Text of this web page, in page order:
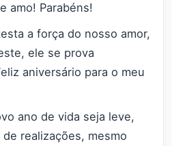
amo! Parabéns!
a força do nosso amor,
ele se prova
aniversário para o meu
ano de vida seja leve,
realizações, mesmo